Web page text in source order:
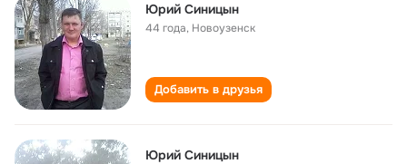
Юрий Синицын
44 года, Новоузенск
Добавить в друзья
Юрий Синицын